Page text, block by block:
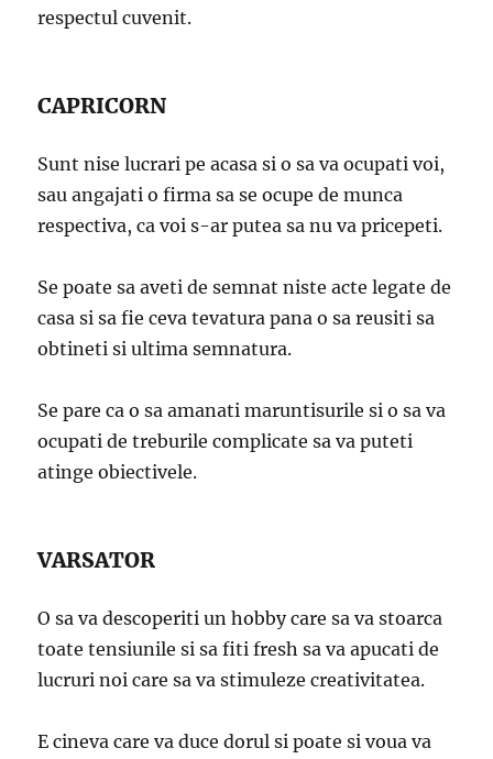
respectul cuvenit.
CAPRICORN
Sunt nise lucrari pe acasa si o sa va ocupati voi,
sau angajati o firma sa se ocupe de munca
respectiva, ca voi s-ar putea sa nu va pricepeti.
Se poate sa aveti de semnat niste acte legate de
casa si sa fie ceva tevatura pana o sa reusiti sa
obtineti si ultima semnatura.
Se pare ca o sa amanati maruntisurile si o sa va
ocupati de treburile complicate sa va puteti
atinge obiectivele.
VARSATOR
O sa va descoperiti un hobby care sa va stoarca
toate tensiunile si sa fiti fresh sa va apucati de
lucruri noi care sa va stimuleze creativitatea.
E cineva care va duce dorul si poate si voua va